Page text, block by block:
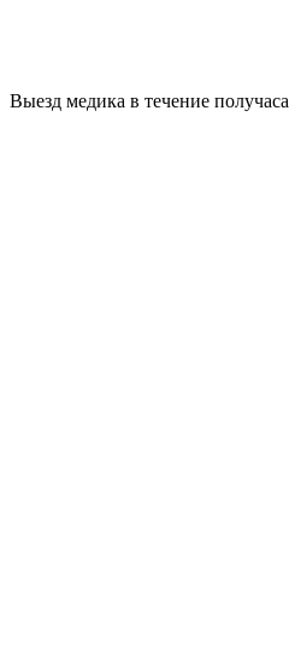
Выезд медика в течение получаса